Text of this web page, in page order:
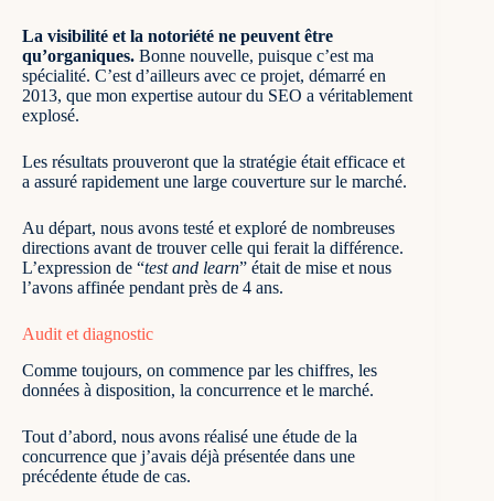
La visibilité et la notoriété ne peuvent être
qu’organiques. Bonne nouvelle, puisque c’est ma
spécialité. C’est d’ailleurs avec ce projet, démarré en
2013, que mon expertise autour du SEO a véritablement
explosé.
Les résultats prouveront que la stratégie était efficace et
a assuré rapidement une large couverture sur le marché.
Au départ, nous avons testé et exploré de nombreuses
directions avant de trouver celle qui ferait la différence.
L’expression de “test and learn” était de mise et nous
l’avons affinée pendant près de 4 ans.
Audit et diagnostic
Comme toujours, on commence par les chiffres, les
données à disposition, la concurrence et le marché.
Tout d’abord, nous avons réalisé une étude de la
concurrence que j’avais déjà présentée dans une
précédente étude de cas.